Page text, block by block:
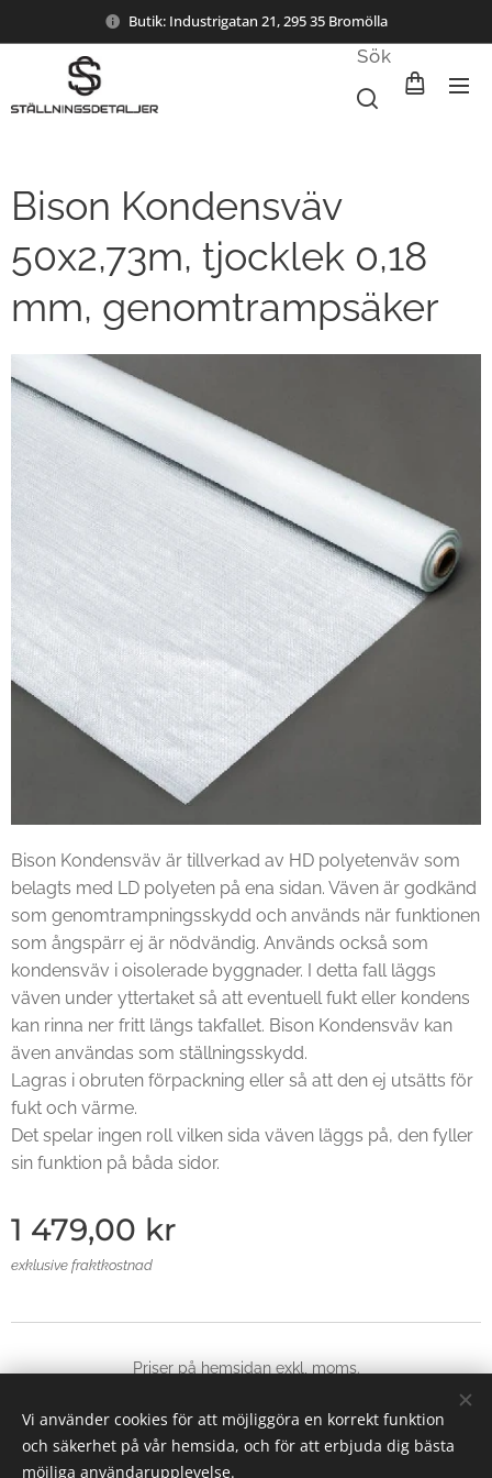
Butik: Industrigatan 21, 295 35 Bromölla
Sök
Bison Kondensväv
50x2,73m, tjocklek 0,18
mm, genomtrampsäker
Bison Kondensväv är tillverkad av HD polyetenväv som
belagts med LD polyeten på ena sidan. Väven är godkänd
som genomtrampningsskydd och används när funktionen
som ångspärr ej är nödvändig. Används också som
kondensväv i oisolerade byggnader. I detta fall läggs
väven under yttertaket så att eventuell fukt eller kondens
kan rinna ner fritt längs takfallet. Bison Kondensväv kan
även användas som ställningsskydd.
Lagras i obruten förpackning eller så att den ej utsätts för
fukt och värme.
Det spelar ingen roll vilken sida väven läggs på, den fyller
sin funktion på båda sidor.
1 479,00 kr
exklusive fraktkostnad
Priser på hemsidan exkl, moms.
Webnode
Vi använder cookies för att möjliggöra en korrekt funktion
och säkerhet på vår hemsida, och för att erbjuda dig bästa
möjliga användarupplevelse.